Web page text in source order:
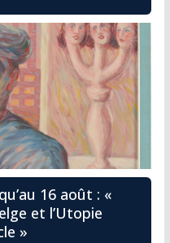
16 août : «
et l’Utopie
»